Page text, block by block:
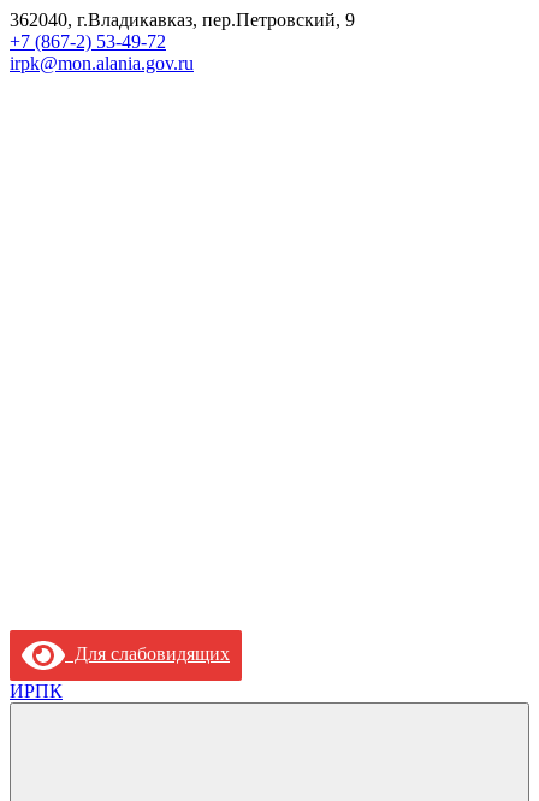
362040, г.Владикавказ, пер.Петровский, 9
+7 (867-2) 53-49-72
irpk@mon.alania.gov.ru
Для слабовидящих
ИРПК